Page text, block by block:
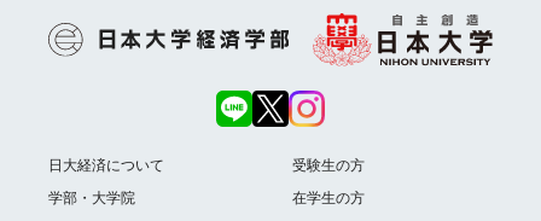
日大経済について
学部・大学院
受験生の方
在学生の方